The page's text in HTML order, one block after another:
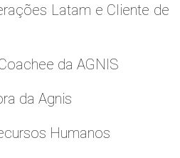
Latam e Cliente de
da AGNIS
da Agnis
Humanos